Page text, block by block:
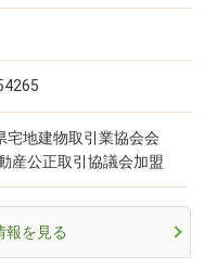
宅地建物取引業協会会
産公正取引協議会加盟
報を見る